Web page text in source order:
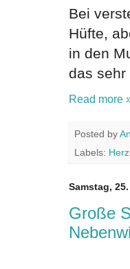
Bei
Hüfte,
in den
das sehr
Read more
Posted by
Labels:
Samstag,
Große